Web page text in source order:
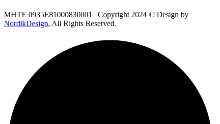
ΜΗΤΕ 0935E81000830001 | Copyright 2024 © Design by
NordikDesign, All Rights Reserved.